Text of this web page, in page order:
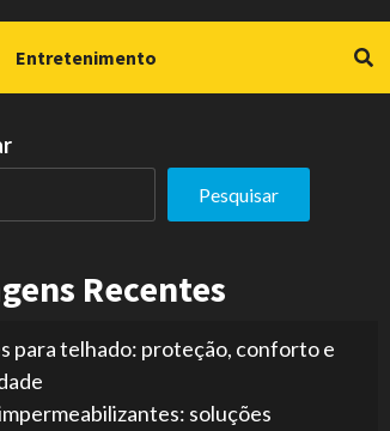
Entretenimento
Pesquisar
Recentes
para telhado: proteção, conforto e
soluções